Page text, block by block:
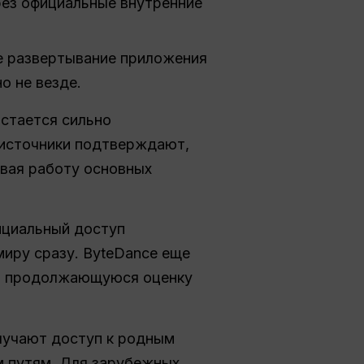
приложения
не везде.
сильно
подтверждают,
работу основных
доступ
сразу. ByteDance еще
продолжающуюся оценку
доступ к родным